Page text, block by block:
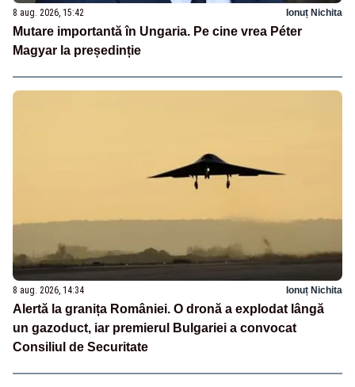
8 aug. 2026, 15:42 Ionuț Nichita
Mutare importantă în Ungaria. Pe cine vrea Péter
Magyar la președinție
8 aug. 2026, 14:34 Ionuț Nichita
Alertă la granița României. O dronă a explodat lângă
un gazoduct, iar premierul Bulgariei a convocat
Consiliul de Securitate